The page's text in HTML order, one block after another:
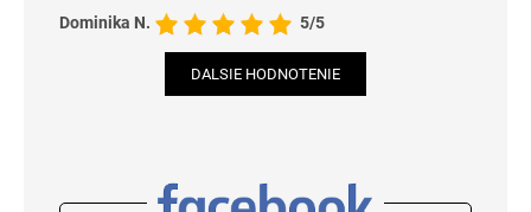
Dominika N. 5/5
DALSIE HODNOTENIE